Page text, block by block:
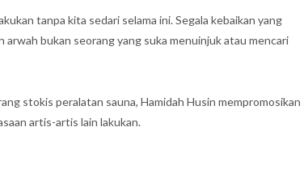
tanpa kita sedari selama ini. Segala kebaikan yang
bukan seorang yang suka menuinjuk atau mencari
stokis peralatan sauna, Hamidah Husin mempromosikan
artis-artis lain lakukan.